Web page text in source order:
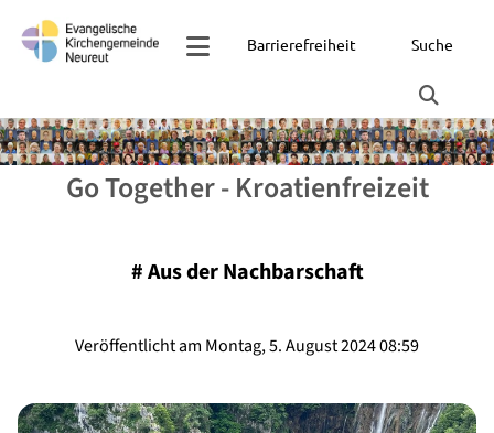
Barrierefreiheit Suche
Go Together - Kroatienfreizeit
#Aus der Nachbarschaft
Veröffentlicht am Montag, 5. August 2024 08:59